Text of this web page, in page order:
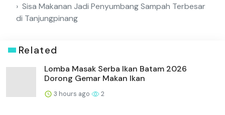
Sisa Makanan Jadi Penyumbang Sampah Terbesar
di Tanjungpinang
Related
Lomba Masak Serba Ikan Batam 2026
Dorong Gemar Makan Ikan
3 hours ago 2